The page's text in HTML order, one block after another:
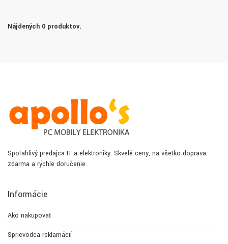
Nájdených 0 produktov.
Spoľahlivý predajca IT a elektroniky. Skvelé ceny, na všetko doprava
zdarma a rýchle doručenie.
Informácie
Ako nakupovať
Sprievodca reklamácií